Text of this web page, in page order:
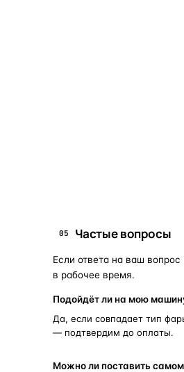
05 Частые вопросы
Если ответа на ваш
в рабочее время.
Подойдёт ли на мою
Да, если совпадает тип
— подтвердим до оплаты.
Можно ли поставить